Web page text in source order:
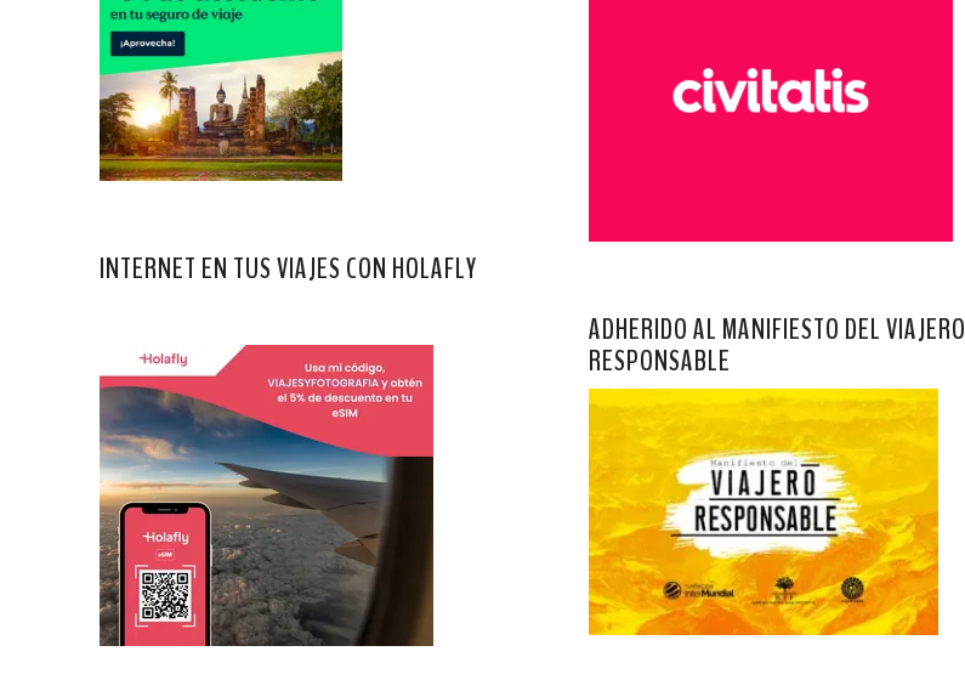
INTERNET EN TUS VIAJES CON HOLAFLY
ADHERIDO AL MANIFIESTO DEL VIAJERO
RESPONSABLE